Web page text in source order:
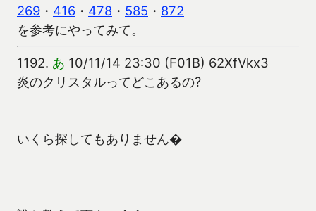
269 ・ 416 ・ 478 ・ 585 ・ 872
を参考にやってみて。
1192. あ 10/11/14 23:30 (F01B) 62XfVkx3
炎のクリスタルってどこあるの?
いくら探してもありません�